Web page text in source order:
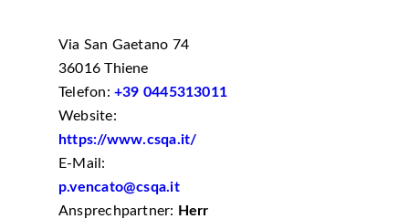
Via San Gaetano 74
36016 Thiene
Telefon: +39 0445313011
Website:
https://www.csqa.it/
E-Mail:
p.vencato@csqa.it
Ansprechpartner: Herr